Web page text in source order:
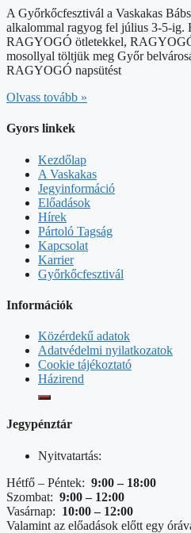
A Győrkőcfesztivál a Vaskakas
alkalommal ragyog fel július 3-5-
RAGYOGÓ ötletekkel,
mosollyal töltjük meg Győr
RAGYOGÓ napsütést
Olvass tovább »
Gyors linkek
Kezdőlap
A Vaskakas
Jegyinformáció
Előadások
Hírek
Pártoló Tagság
Kapcsolat
Karrier
Győrkőcfesztivál
Információk
Közérdekű adatok
Adatvédelmi nyilatkozatok
Cookie tájékoztató
Házirend
Jegypénztár
Nyitvatartás:
Hétfő – Péntek: 9:00 – 18:00
Szombat: 9:00 – 12:00
Vasárnap: 10:00 – 12:00
Valamint az előadások előtt egy